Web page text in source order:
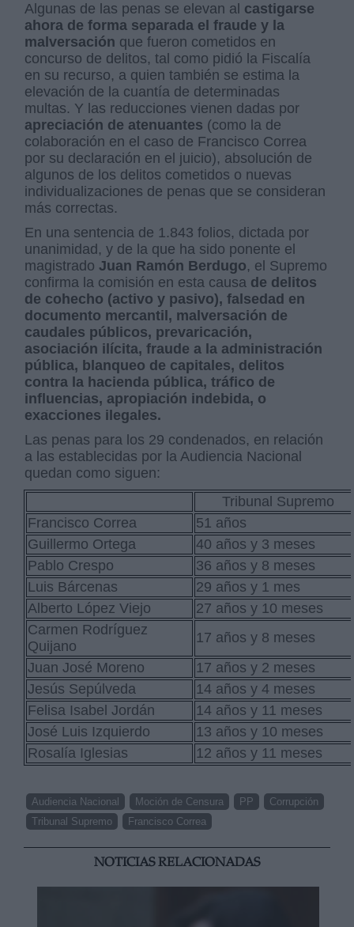
Algunas de las penas se elevan al castigarse
ahora de forma separada el fraude y la
malversación que fueron cometidos en
concurso de delitos, tal como pidió la Fiscalía
en su recurso, a quien también se estima la
elevación de la cuantía de determinadas
multas. Y las reducciones vienen dadas por
apreciación de atenuantes (como la de
colaboración en el caso de Francisco Correa
por su declaración en el juicio), absolución de
algunos de los delitos cometidos o nuevas
individualizaciones de penas que se consideran
más correctas.
En una sentencia de 1.843 folios, dictada por
unanimidad, y de la que ha sido ponente el
magistrado Juan Ramón Berdugo, el Supremo
confirma la comisión en esta causa de delitos
de cohecho (activo y pasivo), falsedad en
documento mercantil, malversación de
caudales públicos, prevaricación,
asociación ilícita, fraude a la administración
pública, blanqueo de capitales, delitos
contra la hacienda pública, tráfico de
influencias, apropiación indebida, o
exacciones ilegales.
Las penas para los 29 condenados, en relación
a las establecidas por la Audiencia Nacional
quedan como siguen:
Tribunal Supremo
Francisco Correa
51 años
Guillermo Ortega
40 años y 3 meses
Pablo Crespo
36 años y 8 meses
Luis Bárcenas
29 años y 1 mes
Alberto López Viejo
27 años y 10 meses
Carmen Rodríguez
Quijano
17 años y 8 meses
Juan José Moreno
17 años y 2 meses
Jesús Sepúlveda
14 años y 4 meses
Felisa Isabel Jordán
14 años y 11 meses
José Luis Izquierdo
13 años y 10 meses
Rosalía Iglesias
12 años y 11 meses
Audiencia Nacional Moción de Censura PP
Corrupción
Tribunal Supremo
Francisco Correa
NOTICIAS RELACIONADAS